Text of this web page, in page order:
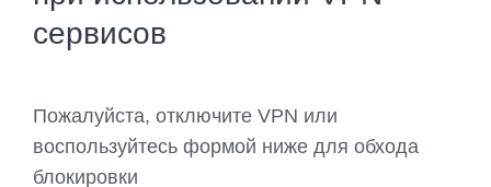
сервисов
Пожалуйста, отключите VPN или
воспользуйтесь формой ниже для обхода
блокировки